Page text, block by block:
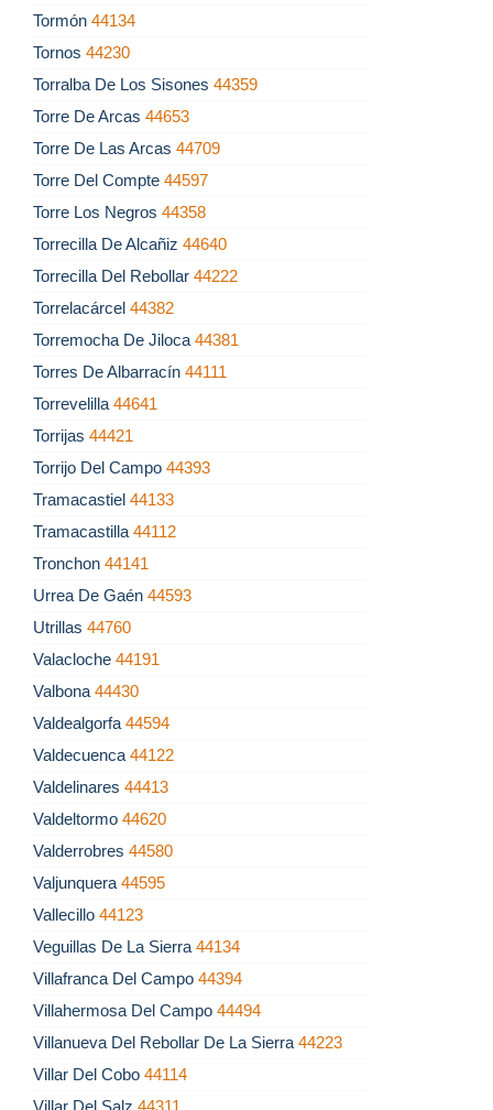
Tormón 44134
Tornos 44230
Torralba De Los Sisones 44359
Torre De Arcas 44653
Torre De Las Arcas 44709
Torre Del Compte 44597
Torre Los Negros 44358
Torrecilla De Alcañiz 44640
Torrecilla Del Rebollar 44222
Torrelacárcel 44382
Torremocha De Jiloca 44381
Torres De Albarracín 44111
Torrevelilla 44641
Torrijas 44421
Torrijo Del Campo 44393
Tramacastiel 44133
Tramacastilla 44112
Tronchon 44141
Urrea De Gaén 44593
Utrillas 44760
Valacloche 44191
Valbona 44430
Valdealgorfa 44594
Valdecuenca 44122
Valdelinares 44413
Valdeltormo 44620
Valderrobres 44580
Valjunquera 44595
Vallecillo 44123
Veguillas De La Sierra 44134
Villafranca Del Campo 44394
Villahermosa Del Campo 44494
Villanueva Del Rebollar De La Sierra 44223
Villar Del Cobo 44114